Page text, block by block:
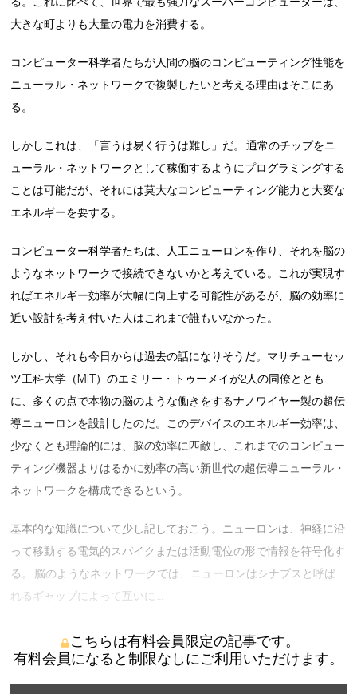
大きな町よりも大量の電力を消費する。
コンピューター科学者たちが人間の脳のコンピューティング性能を
ニューラル・ネットワークで複製したいと考える理由はそこにあ
る。
しかしこれは、「言うは易く行うは難し」だ。 通常のチップをニ
ューラル・ネットワークとして稼働するようにプログラミングする
ことは可能だが、それには莫大なコンピューティング能力と大変な
エネルギーを要する。
コンピューター科学者たちは、人工ニューロンを作り、それを脳の
ようなネットワークで接続できないかと考えている。これが実現す
ればエネルギー効率が大幅に向上する可能性があるが、脳の効率に
近い設計を考え付いた人はこれまで誰もいなかった。
しかし、それも今日からは過去の話になりそうだ。マサチューセッ
ツ工科大学（MIT）のエミリー・トゥーメイが2人の同僚ととも
に、多くの点で本物の脳のような働きをするナノワイヤー製の超伝
導ニューロンを設計したのだ。このデバイスのエネルギー効率は、
少なくとも理論的には、脳の効率に匹敵し、これまでのコンピュー
ティング機器よりはるかに効率の高い新世代の超伝導ニューラル・
ネットワークを構成できるという。
基本的な知識について少し記しておこう。ニューロンは、神経に沿
って移動する電気的スパイクまたは活動電位の形で情報を符号化す
る。 脳のようなネットワークでは、ニューロンはシナプスと呼ば
れるギャップによって互いに …
こちらは有料会員限定の記事です。
有料会員になると制限なしにご利用いただけます。